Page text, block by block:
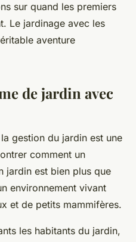
sur quand les premiers
Le jardinage avec les
aventure
de jardin avec
gestion du jardin est une
comment un
jardin est bien plus que
environnement vivant
et de petits mammifères.
les habitants du jardin,